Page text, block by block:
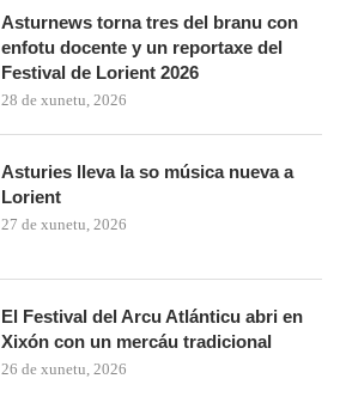
Asturnews torna tres del branu con
enfotu docente y un reportaxe del
Festival de Lorient 2026
28 de xunetu, 2026
Asturies lleva la so música nueva a
Lorient
27 de xunetu, 2026
El Festival del Arcu Atlánticu abri en
Xixón con un mercáu tradicional
26 de xunetu, 2026